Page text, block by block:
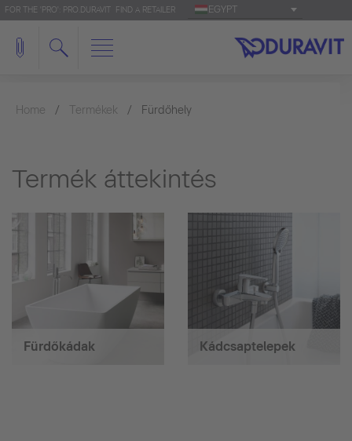
FOR THE 'PRO': PRO.DURAVIT FIND A RETAILER EGYPT
Home Termékek Fürdőhely
Termék áttekintés
Fürdőkádak Kádcsaptelepek